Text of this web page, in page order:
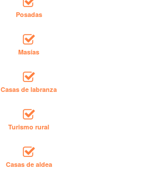
Posadas
Masías
Casas de labranza
Turismo rural
Casas de aldea